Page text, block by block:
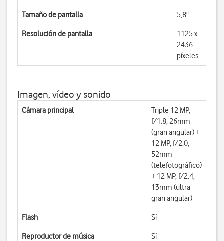
Tamaño de pantalla 5,8"
Resolución de pantalla
1125 x
2436
píxeles
Imagen, vídeo y sonido
Cámara principal
Triple 12 MP,
f/1.8, 26mm
(gran angular) +
12 MP, f/2.0,
52mm
(telefotográfico)
+ 12 MP, f/2.4,
13mm (ultra
gran angular)
Flash Sí
Reproductor de música Sí